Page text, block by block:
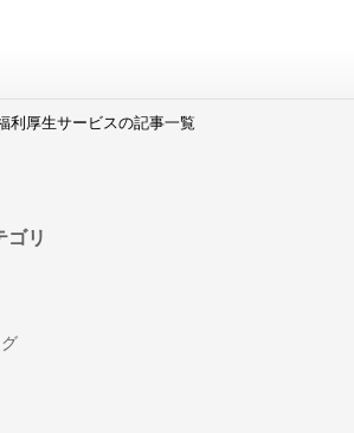
約システム
ト・代行
利厚生サービスの記事一覧
ゴリ